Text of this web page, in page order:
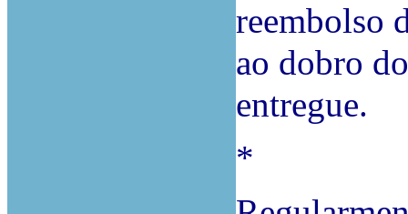
reembolso
ao dobro
entregue.
*